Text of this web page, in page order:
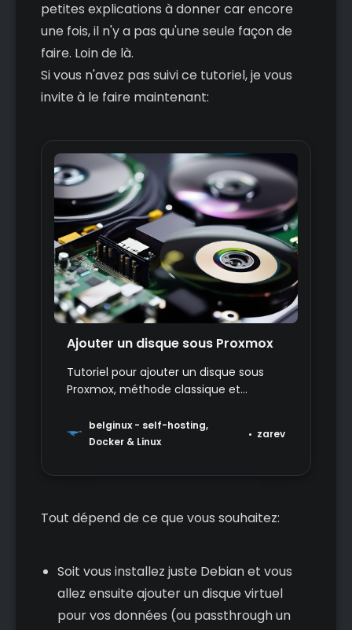
petites explications à donner car encore
une fois, il n'y a pas qu'une seule façon de
faire. Loin de là.
Si vous n'avez pas suivi ce tutoriel, je vous
invite à le faire maintenant:
Ajouter un disque sous Proxmox
Tutoriel pour ajouter un disque sous
Proxmox, méthode classique et
belginux - self-hosting,
Docker & Linux
zarev
Tout dépend de ce que vous souhaitez:
Soit vous installez juste Debian et vous
allez ensuite ajouter un disque virtuel
pour vos données (ou passthrough un